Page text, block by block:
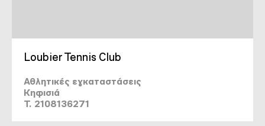
Loubier Tennis Club
Αθλητικές εγκαταστάσεις
Κηφισιά
T. 2108136271